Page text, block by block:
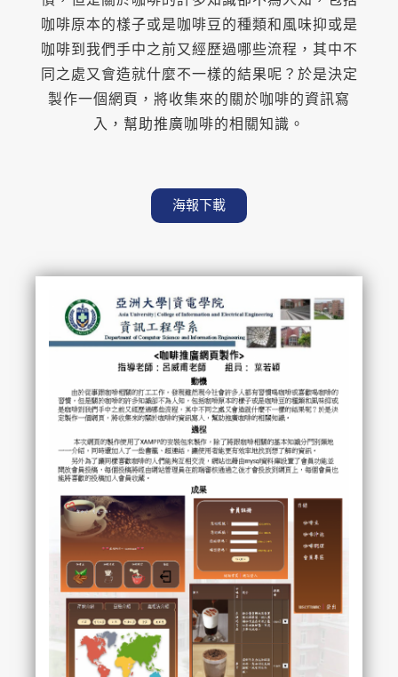
咖啡原本的樣子或是咖啡豆的種類和風味抑或是
咖啡到我們手中之前又經歷過哪些流程，其中不
同之處又會造就什麼不一樣的結果呢？於是決定
製作一個網頁，將收集來的關於咖啡的資訊寫
入，幫助推廣咖啡的相關知識。
海報下載